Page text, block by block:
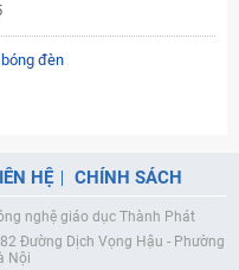
đèn
HỆ CHÍNH SÁCH
nghệ giáo dục Thành Phát
Đường Dịch Vọng Hậu - Phường
Nội